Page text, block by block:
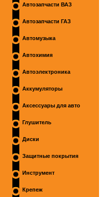
Автозапчасти ВАЗ
Автозапчасти ГАЗ
Автомузыка
Автохимия
Автоэлектроника
Аккумуляторы
Аксессуары для авто
Глушитель
Диски
Защитные покрытия
Инструмент
Крепеж